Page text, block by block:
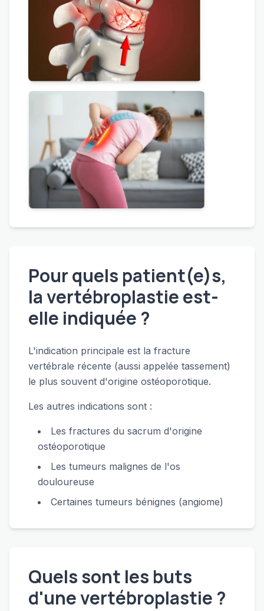
Pour quels patient(e)s,
la vertébroplastie est-
elle indiquée ?
L'indication principale est la fracture
vertébrale récente (aussi appelée tassement)
le plus souvent d'origine ostéoporotique.
Les autres indications sont :
Les fractures du sacrum d'origine
ostéoporotique
Les tumeurs malignes de l'os
douloureuse
Certaines tumeurs bénignes (angiome)
Quels sont les buts
d'une vertébroplastie ?